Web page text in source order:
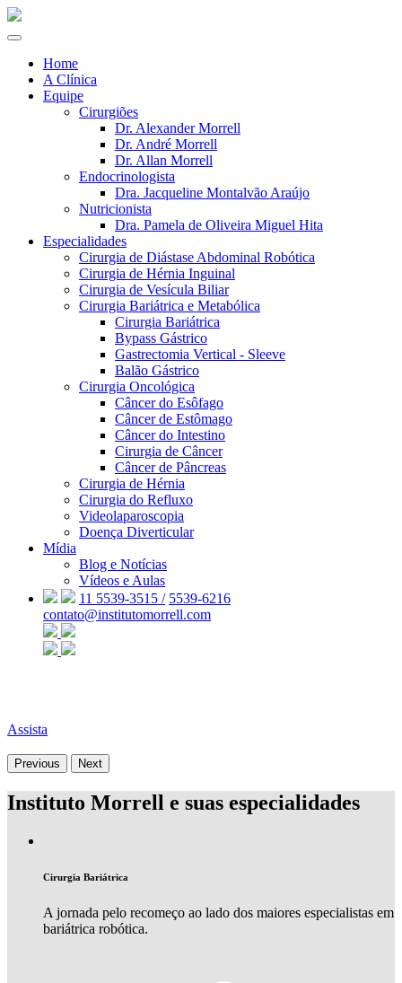
Home
A Clínica
Equipe
Cirurgiões
Dr. Alexander Morrell
Dr. André Morrell
Dr. Allan Morrell
Endocrinologista
Dra. Jacqueline Montalvão Araújo
Nutricionista
Dra. Pamela de Oliveira Miguel Hita
Especialidades
Cirurgia de Diástase Abdominal Robótica
Cirurgia de Hérnia Inguinal
Cirurgia de Vesícula Biliar
Cirurgia Bariátrica e Metabólica
Cirurgia Bariátrica
Bypass Gástrico
Gastrectomia Vertical - Sleeve
Balão Gástrico
Cirurgia Oncológica
Câncer do Esôfago
Câncer de Estômago
Câncer do Intestino
Cirurgia de Câncer
Câncer de Pâncreas
Cirurgia de Hérnia
Cirurgia do Refluxo
Videolaparoscopia
Doença Diverticular
Mídia
Blog e Notícias
Vídeos e Aulas
11 5539-3515 / 5539-6216
contato@institutomorrell.com
Assista
Previous Next
Instituto Morrell e suas especialidades
Cirurgia Bariátrica
A jornada pelo recomeço ao lado dos maiores especialistas em
bariátrica robótica.